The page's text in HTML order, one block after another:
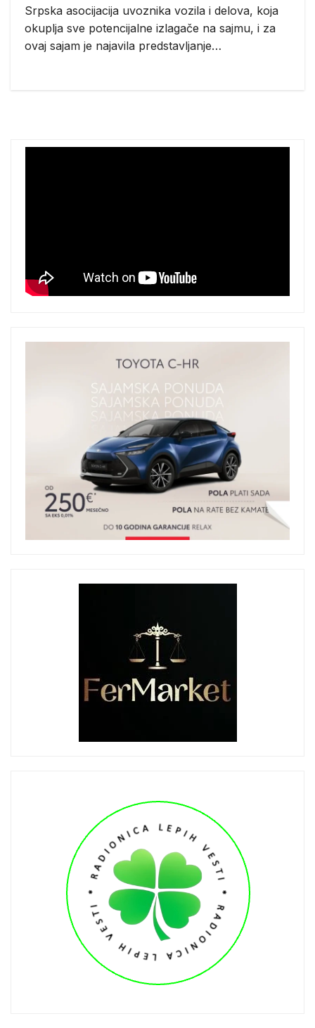
Srpska asocijacija uvoznika vozila i delova, koja
okuplja sve potencijalne izlagače na sajmu, i za
ovaj sajam je najavila predstavljanje…